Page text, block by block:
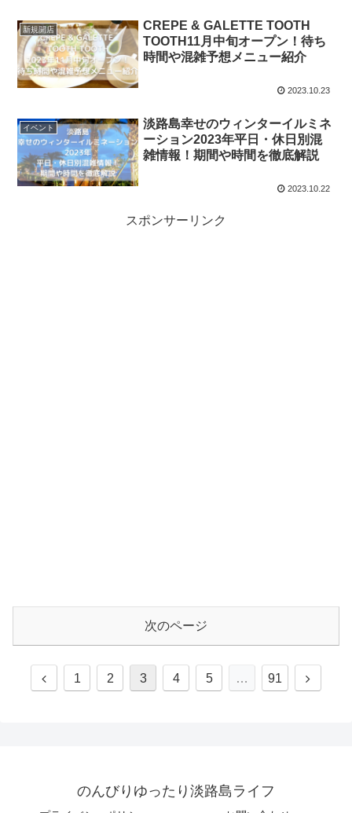
新規開店
CREPE & GALETTE TOOTH
TOOTH11月中旬オープン！待ち
時間や混雑予想メニュー紹介
2023.10.23
イベント
淡路島幸せのウィンターイルミネ
ーション2023年平日・休日別混
雑情報！期間や時間を徹底解説
2023.10.22
スポンサーリンク
次のページ
1 2 3 4 5 … 91
のんびりゆったり淡路島ライフ